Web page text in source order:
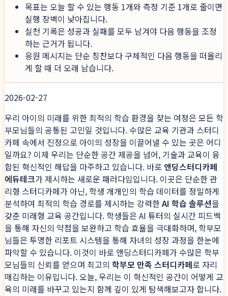
목표는 오늘 할 수 있는 행동 1개와 측정 기준 1개로 줄이면
실행 장벽이 낮아집니다.
실천 기록은 성공과 실패를 모두 남겨야 다음 행동을 조정
하는 근거가 됩니다.
응원 메시지는 단순 칭찬보다 구체적인 다음 행동을 떠올리
게 할 때 더 오래 남습니다.
2026-02-27
우리 아이의 미래를 위한 최적의 학습 환경을 찾는 여정은 모든 학
부모님들의 공통된 고민일 것입니다. 수많은 교육 기관과 스터디
카페 속에서 진정으로 아이의 성장을 이끌어낼 수 있는 곳은 어디
일까요? 이제 우리는 단순한 공간 제공을 넘어, 기술과 교육이 융
합된 혁신적인 해답을 마주하고 있습니다. 바로 앤딩스터디카페
에듀테크가 제시하는 새로운 패러다임입니다. 이곳은 단순한 관
리형 스터디카페가 아닌, 학생 개개인의 학습 데이터를 정밀하게
분석하여 최적의 학습 경로를 제시하는 강력한AI 학습 솔루션을
갖춘 미래형 교육 공간입니다. 학생들은 AI 튜터의 실시간 피드백
을 통해 자신의 약점을 보완하고 학습 효율을 극대화하며, 학부모
님들은 투명한 리포트 시스템을 통해 자녀의 성장 과정을 한눈에
파악할 수 있습니다. 이것이 바로 앤딩스터디카페가 수많은 학부
모님들의 신뢰를 얻으며 최고의 학부모 만족 스터디카페로 자리
매김하는 이유입니다. 오늘, 우리는 이 혁신적인 공간이 어떻게 교
육의 미래를 바꾸고 있는지 함께 깊이 있게 탐색해보고자 합니다.